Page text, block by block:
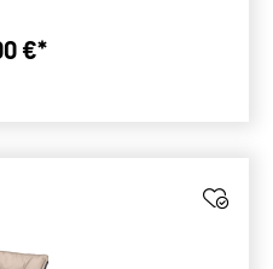
Regulärer Preis:
€*